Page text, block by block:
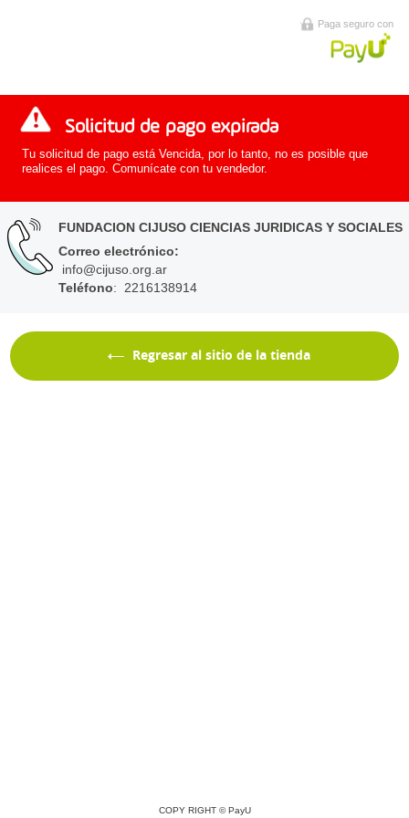
Paga seguro con
Solicitud de pago expirada
Tu solicitud de pago está Vencida, por lo tanto, no es posible que
realices el pago. Comunícate con tu vendedor.
FUNDACION CIJUSO CIENCIAS JURIDICAS Y SOCIALES
Correo electrónico:
info@cijuso.org.ar
Teléfono: 2216138914
Regresar al sitio de la tienda
COPY RIGHT ©PayU